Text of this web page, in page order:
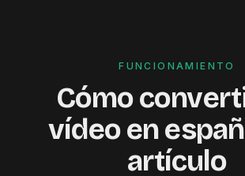
FUNCIONAMIENTO
Cómo
vídeo en
artículo